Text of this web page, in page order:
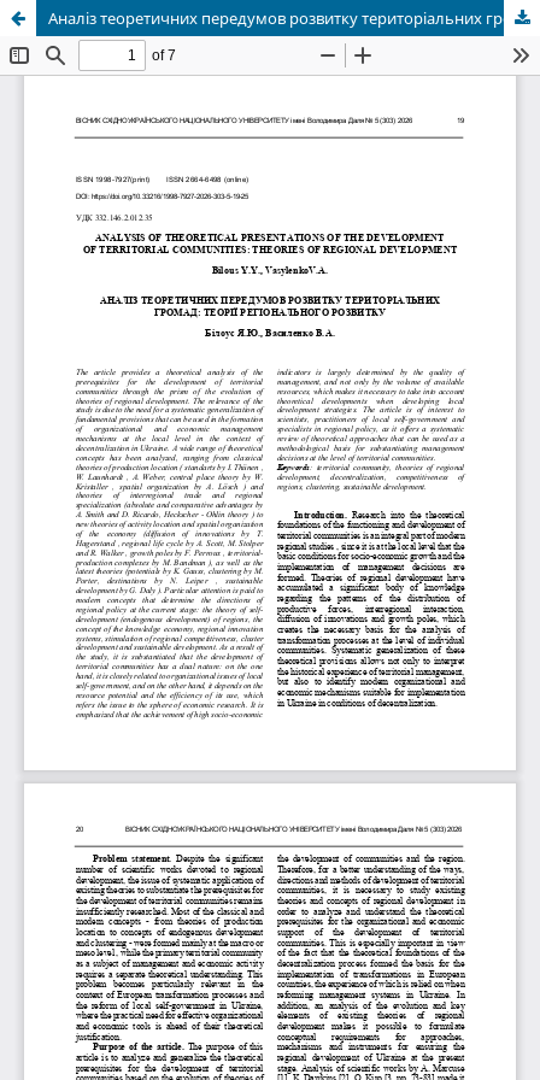
Аналіз теоретичних передумов розвитку територіальних громад: теорії регіонального розвитку